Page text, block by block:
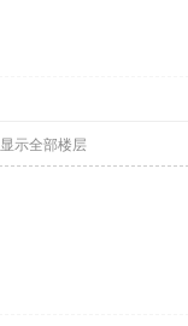
显示全部楼层